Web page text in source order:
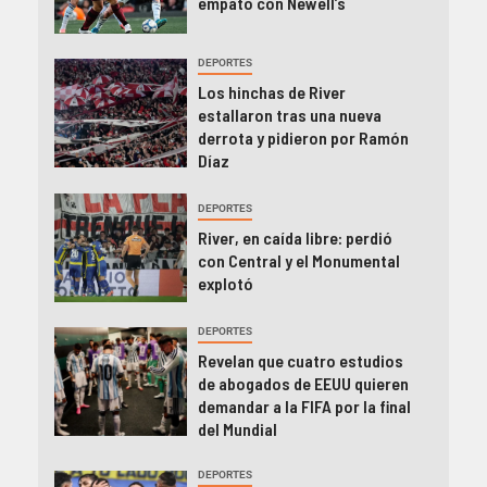
DEPORTES
Los hinchas de River
estallaron tras una nueva
derrota y pidieron por Ramón
Díaz
DEPORTES
River, en caída libre: perdió
con Central y el Monumental
explotó
DEPORTES
Revelan que cuatro estudios
de abogados de EEUU quieren
demandar a la FIFA por la final
del Mundial
DEPORTES